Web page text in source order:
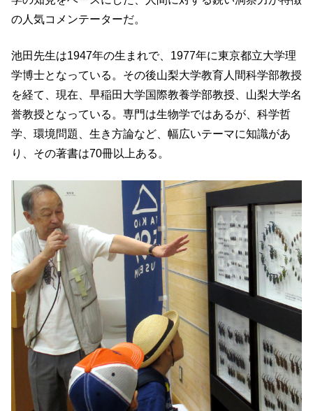
の人気コメンテーターだ。
池田先生は1947年の生まれで、1977年に東京都立大学理
学博士となっている。その後山梨大学教育人間科学部教授
を経て、現在、早稲田大学国際教養学部教授、山梨大学名
誉教授となっている。専門は生物学ではあるが、科学哲
学、環境問題、生き方論など、幅広いテーマに知識があ
り、その著書は70冊以上ある。